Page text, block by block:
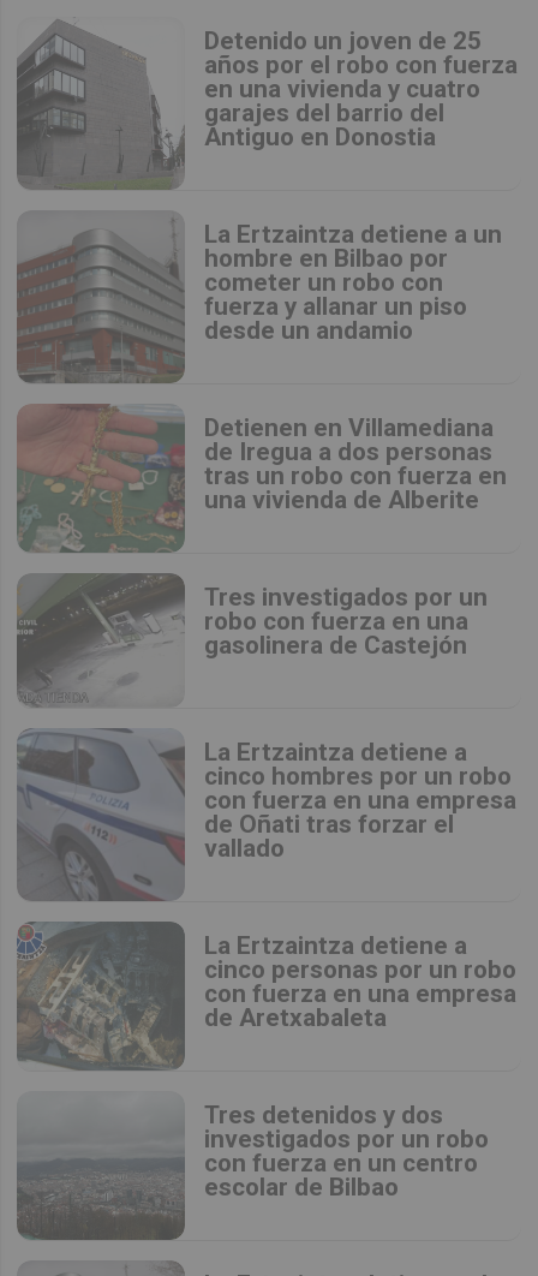
Detenido un joven de 25
años por el robo con fuerza
en una vivienda y cuatro
garajes del barrio del
Antiguo en Donostia
La Ertzaintza detiene a un
hombre en Bilbao por
cometer un robo con
fuerza y allanar un piso
desde un andamio
Detienen en Villamediana
de Iregua a dos personas
tras un robo con fuerza en
una vivienda de Alberite
Tres investigados por un
robo con fuerza en una
gasolinera de Castejón
La Ertzaintza detiene a
cinco hombres por un robo
con fuerza en una empresa
de Oñati tras forzar el
vallado
La Ertzaintza detiene a
cinco personas por un robo
con fuerza en una empresa
de Aretxabaleta
Tres detenidos y dos
investigados por un robo
con fuerza en un centro
escolar de Bilbao